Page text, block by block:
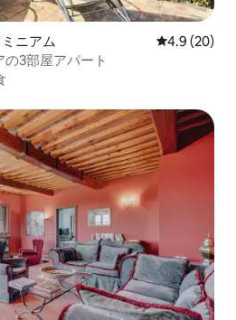
ニアム レビュー20
4.9 (20)
3部屋アパート